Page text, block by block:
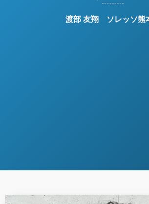
渡部 友翔 ソレッソ熊